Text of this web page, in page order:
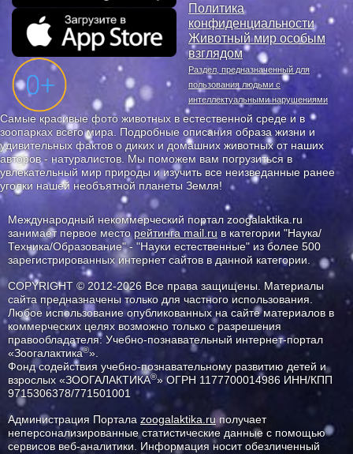
Политика
конфиденциальности
Животный мир особым
взглядом
Раздел, предназначенный для
пользования людьми с
интеллектуальными нарушениями
Самые красивые фото животных в естественной среде и в
зоопарках всего мира. Подробные описания образа жизни и
удивительных фактов о диких и домашних животных от наших
авторов - натуралистов. Мы поможем вам погрузиться в
увлекательный мир природы и изучить все неизведанные ранее
уголки нашей необъятной планеты Земля!
Международный некоммерческий портал zoogalaktika.ru
занимает первое месторейтинга mail.ru в категории "Наука/
Техника/Образование" - "Науки естественные" из более 500
зарегистрированных интернет сайтов в данной категории.
COPYRIGHT © 2012-2026 Все права защищены. Материалы
сайта предназначены только для частного использования.
Любое использование опубликованных на сайте материалов в
коммерческих целях возможно только с разрешения
правообладателя: Учебно-познавательный интернет-портал
«Зоогалактика®».
Фонд содействия учебно-познавательному развитию детей и
взрослых «ЗООГАЛАКТИКА®» ОГРН 1177700014986 ИНН/КПП
9715306378/771501001
Администрация Портала zoogalaktika.ruполучает
неперсонализированные статистические данные с помощью
сервисов веб-аналитики. Информация носит обезличенный